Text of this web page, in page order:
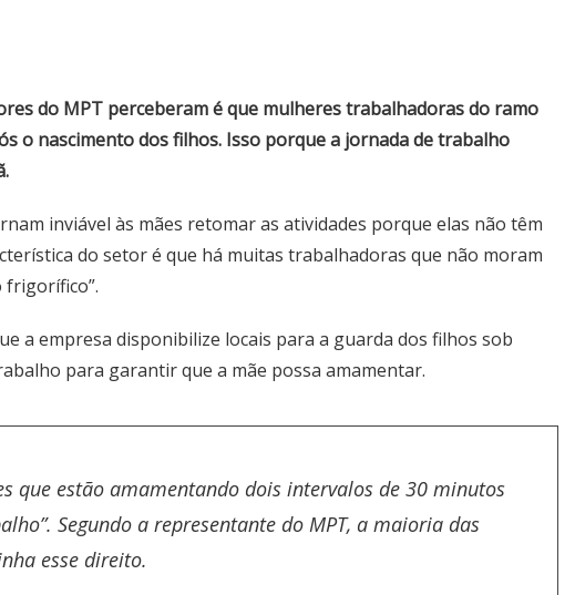
do MPT perceberam é que mulheres trabalhadoras do ramo
o nascimento dos filhos. Isso porque a jornada de trabalho
inviável às mães retomar as atividades porque elas não têm
do setor é que há muitas trabalhadoras que não moram
frigorífico”.
a empresa disponibilize locais para a guarda dos filhos sob
para garantir que a mãe possa amamentar.
que estão amamentando dois intervalos de 30 minutos
Segundo a representante do MPT, a maioria das
esse direito.